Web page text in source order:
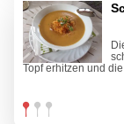
Topf erhitzen und